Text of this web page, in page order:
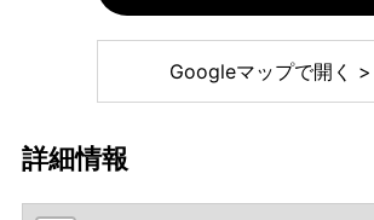
Googleマップで開く >
詳細情報